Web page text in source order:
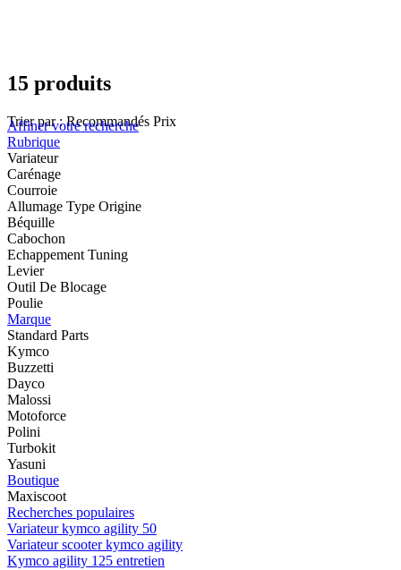
15 produits
Trier par : Recommandés Prix
Affiner votre recherche
Rubrique
Variateur
Carénage
Courroie
Allumage Type Origine
Béquille
Cabochon
Echappement Tuning
Levier
Outil De Blocage
Poulie
Marque
Standard Parts
Kymco
Buzzetti
Dayco
Malossi
Motoforce
Polini
Turbokit
Yasuni
Boutique
Maxiscoot
Recherches populaires
Variateur kymco agility 50
Variateur scooter kymco agility
Kymco agility 125 entretien